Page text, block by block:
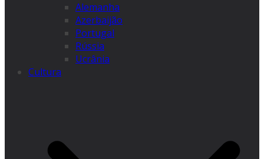
Alemanha
Azerbaijão
Portugal
Rússia
Ucrânia
Cultura